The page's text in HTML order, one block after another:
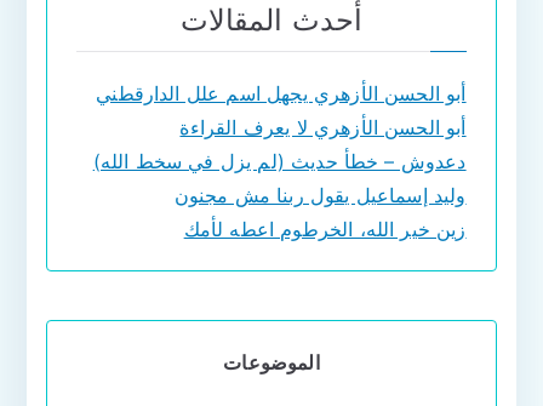
أحدث المقالات
أبو الحسن الأزهري يجهل اسم علل الدارقطني
أبو الحسن الأزهري لا يعرف القراءة
دعدوش – خطأ حديث (لم يزل في سخط الله)
وليد إسماعيل يقول ربنا مش مجنون
زين خير الله، الخرطوم اعطه لأمك
الموضوعات